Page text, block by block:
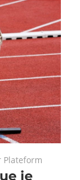
Plateform
je